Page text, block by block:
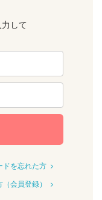
して
ドを忘れた方
会員登録）